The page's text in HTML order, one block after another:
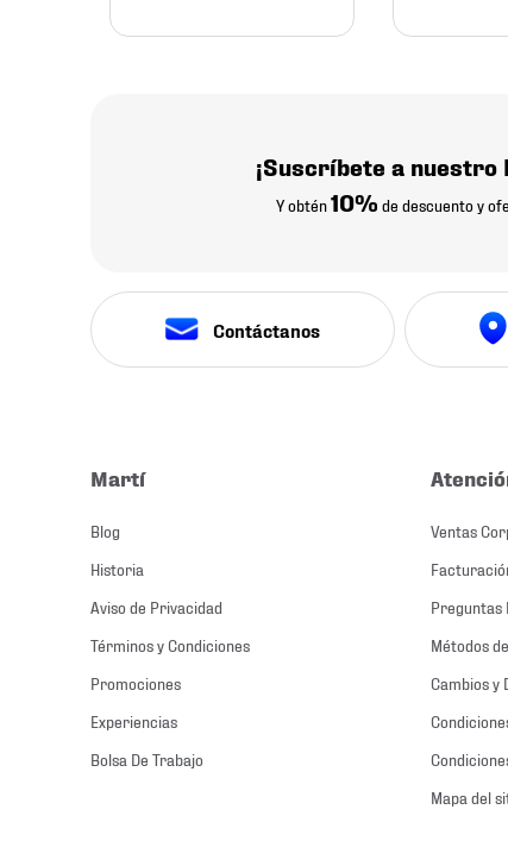
¡Suscríbete a
Y obtén10% de descuento y
Contáctanos
Martí
Blog
Historia
Aviso de Privacidad
Términos y Condiciones
Promociones
Experiencias
Bolsa De Trabajo
Ventas
Preguntas
Métodos
Cambios y
Mapa del